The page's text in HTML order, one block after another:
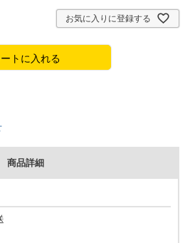
お気に入りに登録する
トに入れる
商品詳細